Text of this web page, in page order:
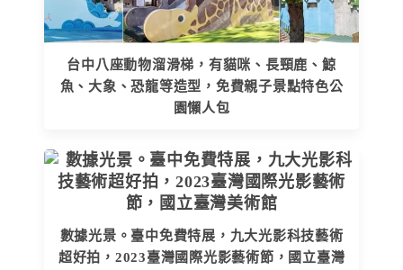
台中八座動物溜滑梯，有貓咪、長頸鹿、鯨
魚、大象、恐龍等造型，免費親子景點特色公
園懶人包
數據光景。臺中免費特展，九大光影科技藝術
超好拍，2023臺灣國際光影藝術節，國立臺灣